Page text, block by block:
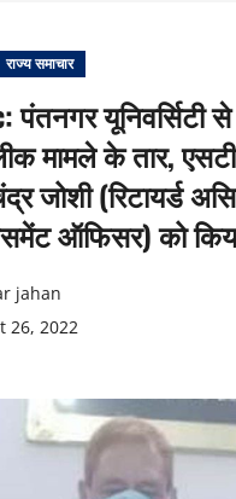
राज्य समाचार
पंतनगर यूनिवर्सिटी
मामले के तार,
जोशी (रिटायर्ड
ऑफिसर) को
jahan
26, 2022